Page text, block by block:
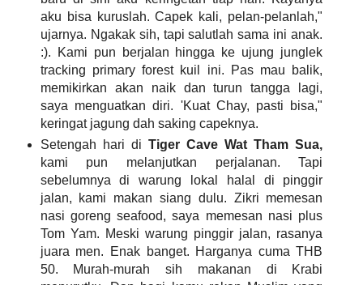
aku bisa kuruslah. Capek kali, pelan-pelanlah,"
ujarnya. Ngakak sih, tapi salutlah sama ini anak.
:). Kami pun berjalan hingga ke ujung junglek
tracking primary forest kuil ini. Pas mau balik,
memikirkan akan naik dan turun tangga lagi,
saya menguatkan diri. 'Kuat Chay, pasti bisa,"
keringat jagung dah saking capeknya.
Setengah hari di Tiger Cave Wat Tham Sua,
kami pun melanjutkan perjalanan. Tapi
sebelumnya di warung lokal halal di pinggir
jalan, kami makan siang dulu. Zikri memesan
nasi goreng seafood, saya memesan nasi plus
Tom Yam. Meski warung pinggir jalan, rasanya
juara men. Enak banget. Harganya cuma THB
50. Murah-murah sih makanan di Krabi